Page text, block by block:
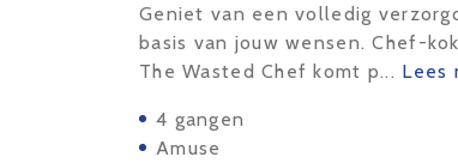
Geniet van een volledig
basis van jouw wensen. Chef-
The Wasted Chef komt p... Lees
4 gangen
Amuse